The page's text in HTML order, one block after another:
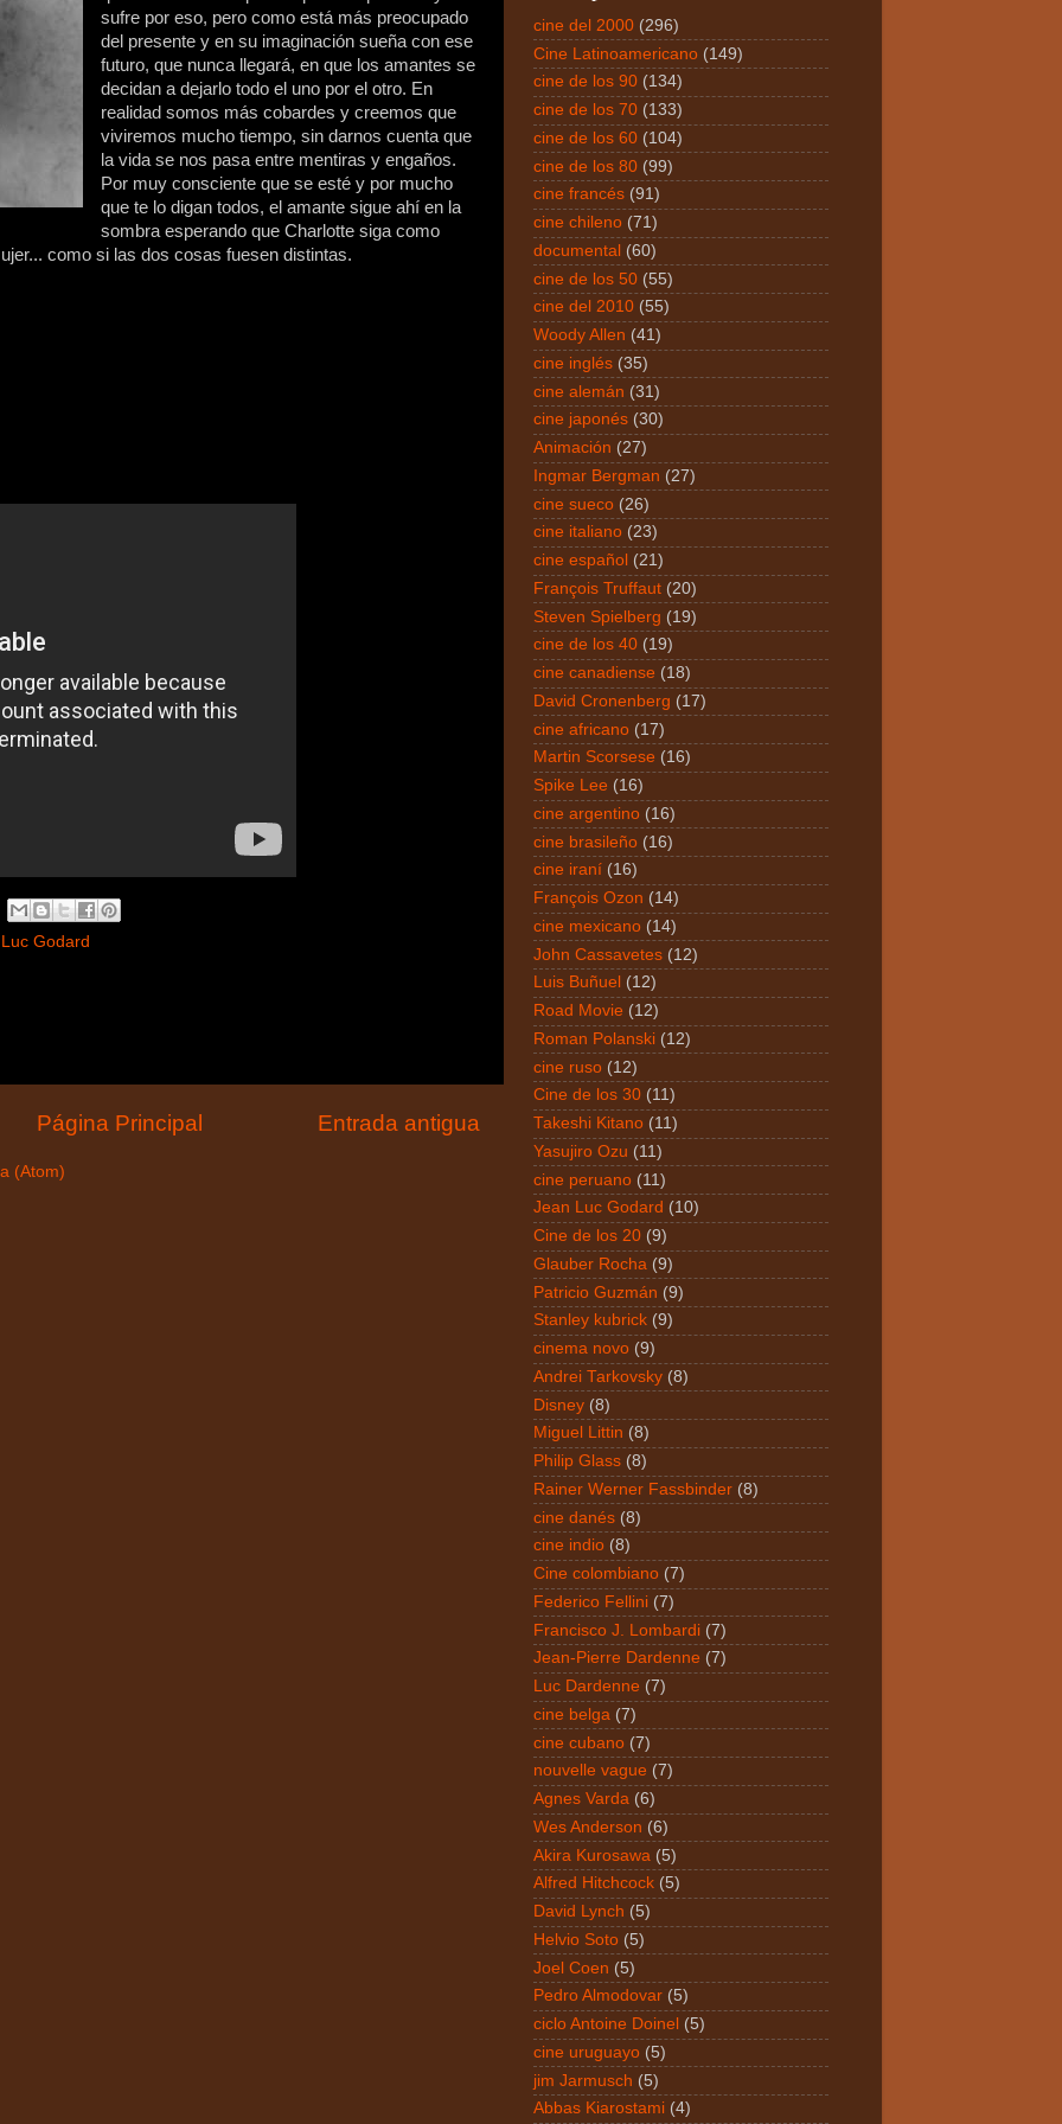
sufre por eso, pero como está más preocupado
del presente y en su imaginación sueña con ese
futuro, que nunca llegará, en que los amantes se
decidan a dejarlo todo el uno por el otro. En
realidad somos más cobardes y creemos que
viviremos mucho tiempo, sin darnos cuenta que
la vida se nos pasa entre mentiras y engaños.
Por muy consciente que se esté y por mucho
que te lo digan todos, el amante sigue ahí en la
sombra esperando que Charlotte siga como
como si las dos cosas fuesen distintas.
Godard
Entrada antigua
Página Principal
(Atom)
cine del 2000 (296)
Cine Latinoamericano (149)
cine de los 90 (134)
cine de los 70 (133)
cine de los 60 (104)
cine de los 80 (99)
cine francés (91)
cine chileno (71)
documental (60)
cine de los 50 (55)
cine del 2010 (55)
Woody Allen (41)
cine inglés (35)
cine alemán (31)
cine japonés (30)
Animación (27)
Ingmar Bergman (27)
cine sueco (26)
cine italiano (23)
cine español (21)
François Truffaut (20)
Steven Spielberg (19)
cine de los 40 (19)
cine canadiense (18)
David Cronenberg (17)
cine africano (17)
Martin Scorsese (16)
Spike Lee (16)
cine argentino (16)
cine brasileño (16)
cine iraní (16)
François Ozon (14)
cine mexicano (14)
John Cassavetes (12)
Luis Buñuel (12)
Road Movie (12)
Roman Polanski (12)
cine ruso (12)
Cine de los 30 (11)
Takeshi Kitano (11)
Yasujiro Ozu (11)
cine peruano (11)
Jean Luc Godard (10)
Cine de los 20 (9)
Glauber Rocha (9)
Patricio Guzmán (9)
Stanley kubrick (9)
cinema novo (9)
Andrei Tarkovsky (8)
Disney (8)
Miguel Littin (8)
Philip Glass (8)
Rainer Werner Fassbinder (8)
cine danés (8)
cine indio (8)
Cine colombiano (7)
Federico Fellini (7)
Francisco J. Lombardi (7)
Jean-Pierre Dardenne (7)
Luc Dardenne (7)
cine belga (7)
cine cubano (7)
nouvelle vague (7)
Agnes Varda (6)
Wes Anderson (6)
Akira Kurosawa (5)
Alfred Hitchcock (5)
David Lynch (5)
Helvio Soto (5)
Joel Coen (5)
Pedro Almodovar (5)
ciclo Antoine Doinel (5)
cine uruguayo (5)
jim Jarmusch (5)
Abbas Kiarostami (4)